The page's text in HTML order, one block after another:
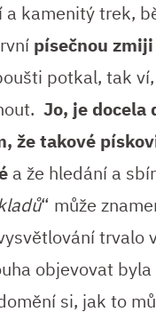
kamenitý trek,
písečnou
potkal, tak
Jo, je docela
že takové
a že hledání a
“ může
trvalo
objevovat
si, jak to